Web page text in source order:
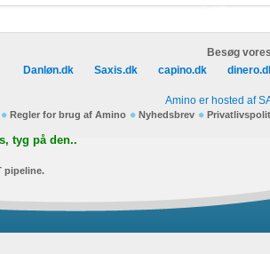
Besøg
Danløn.dk
Saxis.dk capino.dk
Amino er hosted af
Regler for brug af Amino Nyhedsbrev
tyg på den..
pipeline.